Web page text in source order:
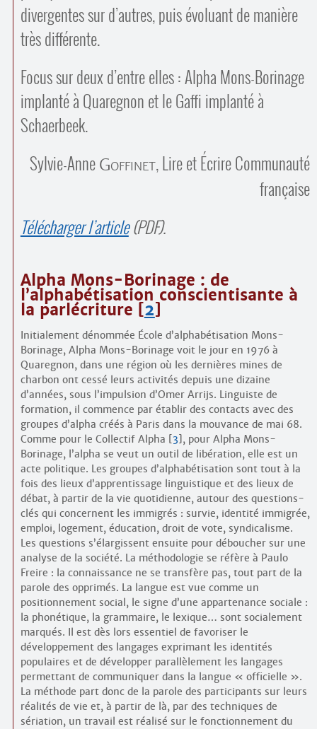
divergentes sur d’autres, puis évoluant de manière
très différente.
Focus sur deux d’entre elles : Alpha Mons-Borinage
implanté à Quaregnon et le Gaffi implanté à
Schaerbeek.
Sylvie-Anne Goffinet, Lire et Écrire Communauté
française
Télécharger l’article(PDF).
Alpha Mons-Borinage : de
l’alphabétisation conscientisante à
la parlécriture 2
Initialement dénommée École d’alphabétisation Mons-
Borinage, Alpha Mons-Borinage voit le jour en 1976 à
Quaregnon, dans une région où les dernières mines de
charbon ont cessé leurs activités depuis une dizaine
d’années, sous l’impulsion d’Omer Arrijs. Linguiste de
formation, il commence par établir des contacts avec des
groupes d’alpha créés à Paris dans la mouvance de mai 68.
Comme pour le Collectif Alpha [3], pour Alpha Mons-
Borinage, l’alpha se veut un outil de libération, elle est un
acte politique. Les groupes d’alphabétisation sont tout à la
fois des lieux d’apprentissage linguistique et des lieux de
débat, à partir de la vie quotidienne, autour des questions-
clés qui concernent les immigrés : survie, identité immigrée,
emploi, logement, éducation, droit de vote, syndicalisme.
Les questions s’élargissent ensuite pour déboucher sur une
analyse de la société. La méthodologie se réfère à Paulo
Freire : la connaissance ne se transfère pas, tout part de la
parole des opprimés. La langue est vue comme un
positionnement social, le signe d’une appartenance sociale :
la phonétique, la grammaire, le lexique… sont socialement
marqués. Il est dès lors essentiel de favoriser le
développement des langages exprimant les identités
populaires et de développer parallèlement les langages
permettant de communiquer dans la langue « officielle ».
La méthode part donc de la parole des participants sur leurs
réalités de vie et, à partir de là, par des techniques de
sériation, un travail est réalisé sur le fonctionnement du